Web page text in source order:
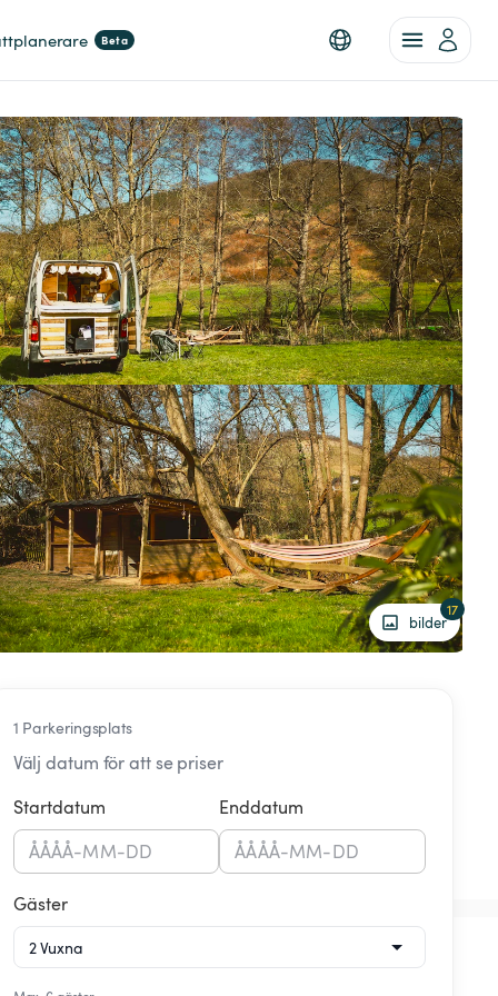
Beta
bilder
17
1 Parkeringsplats
Välj datum för att se priser
Startdatum
ÅÅÅÅ-MM-DD
Enddatum
ÅÅÅÅ-MM-DD
Gäster